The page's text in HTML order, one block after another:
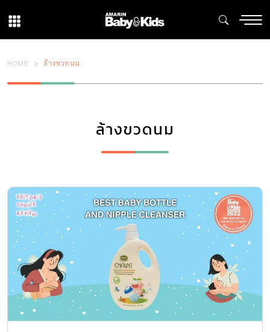
HOME ล้างขวดนม
ล้างขวดนม